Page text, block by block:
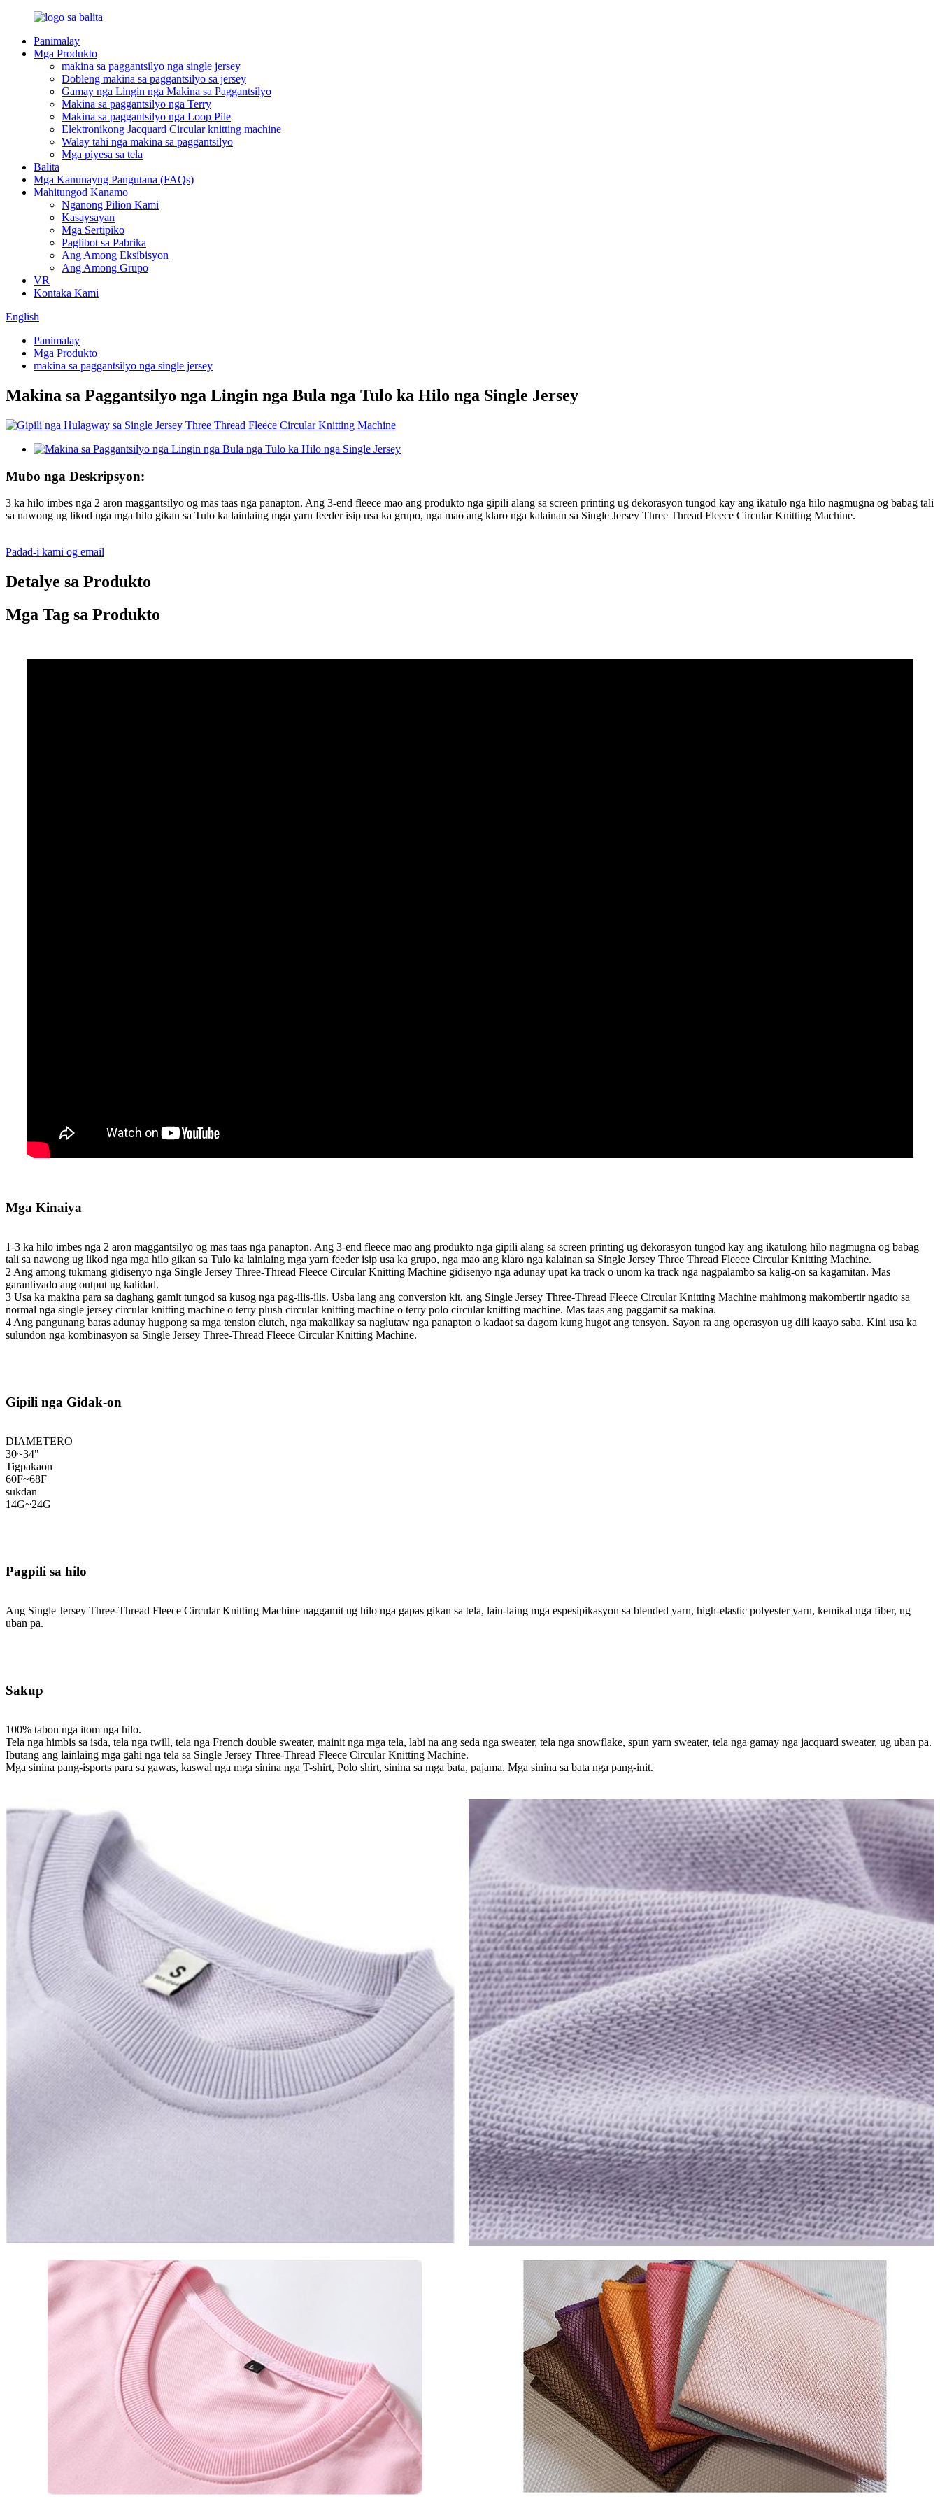
Panimalay
Mga Produkto
makina sa paggantsilyo nga single jersey
Dobleng makina sa paggantsilyo sa jersey
Gamay nga Lingin nga Makina sa Paggantsilyo
Makina sa paggantsilyo nga Terry
Makina sa paggantsilyo nga Loop Pile
Elektronikong Jacquard Circular knitting machine
Walay tahi nga makina sa paggantsilyo
Mga piyesa sa tela
Balita
Mga Kanunayng Pangutana (FAQs)
Mahitungod Kanamo
Nganong Pilion Kami
Kasaysayan
Mga Sertipiko
Paglibot sa Pabrika
Ang Among Eksibisyon
Ang Among Grupo
VR
Kontaka Kami
English
Panimalay
Mga Produkto
makina sa paggantsilyo nga single jersey
Makina sa Paggantsilyo nga Lingin nga Bula nga Tulo ka Hilo nga Single Jersey
Mubo nga Deskripsyon:
3 ka hilo imbes nga 2 aron maggantsilyo og mas taas nga panapton. Ang 3-end fleece mao ang produkto nga gipili alang sa screen printing ug dekorasyon tungod kay ang ikatulo nga hilo nagmugna og babag tali
sa nawong ug likod nga mga hilo gikan sa Tulo ka lainlaing mga yarn feeder isip usa ka grupo, nga mao ang klaro nga kalainan sa Single Jersey Three Thread Fleece Circular Knitting Machine.
Padad-i kami og email
Detalye sa Produkto
Mga Tag sa Produkto
Mga Kinaiya
1-3 ka hilo imbes nga 2 aron maggantsilyo og mas taas nga panapton. Ang 3-end fleece mao ang produkto nga gipili alang sa screen printing ug dekorasyon tungod kay ang ikatulong hilo nagmugna og babag
tali sa nawong ug likod nga mga hilo gikan sa Tulo ka lainlaing mga yarn feeder isip usa ka grupo, nga mao ang klaro nga kalainan sa Single Jersey Three Thread Fleece Circular Knitting Machine.
2 Ang among tukmang gidisenyo nga Single Jersey Three-Thread Fleece Circular Knitting Machine gidisenyo nga adunay upat ka track o unom ka track nga nagpalambo sa kalig-on sa kagamitan. Mas
garantiyado ang output ug kalidad.
3 Usa ka makina para sa daghang gamit tungod sa kusog nga pag-ilis-ilis. Usba lang ang conversion kit, ang Single Jersey Three-Thread Fleece Circular Knitting Machine mahimong makombertir ngadto sa
normal nga single jersey circular knitting machine o terry plush circular knitting machine o terry polo circular knitting machine. Mas taas ang paggamit sa makina.
4 Ang pangunang baras adunay hugpong sa mga tension clutch, nga makalikay sa naglutaw nga panapton o kadaot sa dagom kung hugot ang tensyon. Sayon ra ang operasyon ug dili kaayo saba. Kini usa ka
sulundon nga kombinasyon sa Single Jersey Three-Thread Fleece Circular Knitting Machine.
Gipili nga Gidak-on
DIAMETERO
30~34"
Tigpakaon
60F~68F
sukdan
14G~24G
Pagpili sa hilo
Ang Single Jersey Three-Thread Fleece Circular Knitting Machine naggamit ug hilo nga gapas gikan sa tela, lain-laing mga espesipikasyon sa blended yarn, high-elastic polyester yarn, kemikal nga fiber, ug
uban pa.
Sakup
100% tabon nga itom nga hilo.
Tela nga himbis sa isda, tela nga twill, tela nga French double sweater, mainit nga mga tela, labi na ang seda nga sweater, tela nga snowflake, spun yarn sweater, tela nga gamay nga jacquard sweater, ug uban pa.
Ibutang ang lainlaing mga gahi nga tela sa Single Jersey Three-Thread Fleece Circular Knitting Machine.
Mga sinina pang-isports para sa gawas, kaswal nga mga sinina nga T-shirt, Polo shirt, sinina sa mga bata, pajama. Mga sinina sa bata nga pang-init.